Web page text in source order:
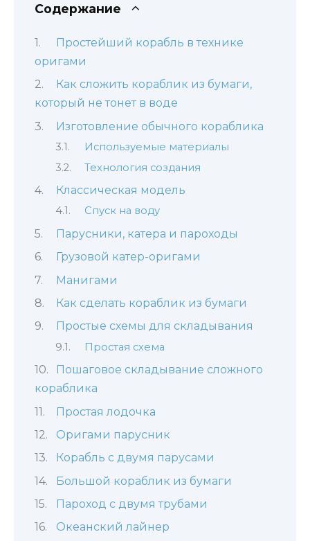
Содержание
Простейший корабль в технике
оригами
Как сложить кораблик из бумаги,
который не тонет в воде
Изготовление обычного кораблика
Используемые материалы
Технология создания
Классическая модель
Спуск на воду
Парусники, катера и пароходы
Грузовой катер-оригами
Манигами
Как сделать кораблик из бумаги
Простые схемы для складывания
Простая схема
Пошаговое складывание сложного
кораблика
Простая лодочка
Оригами парусник
Корабль с двумя парусами
Большой кораблик из бумаги
Пароход с двумя трубами
Океанский лайнер